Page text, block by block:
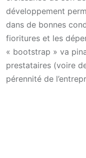
développement
dans de bonnes
fioritures et les
« bootstrap » va
prestataires (voire
pérennité de